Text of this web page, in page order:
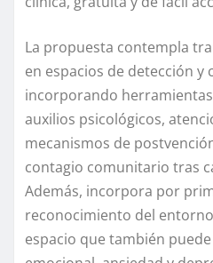
La propuesta contempla
en espacios de detección
incorporando
auxilios psicológicos,
mecanismos de
contagio comunitario tras
Además, incorpora por
reconocimiento del
espacio que también